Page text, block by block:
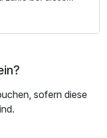
sofern diese